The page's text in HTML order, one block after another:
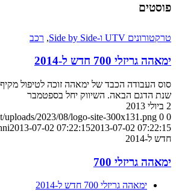
פוסטים
טרקטורונים UTV ו-Side by Side , רכב
ימאהה גריזלי 700 חדש ל-2014
סוס העבודה הכבד של ימאהה זוכה לטיפול
שנת הדגם הבאה. השיווק יחל בספטמבר
2 ביולי 2013
0
0
uploads/2023/08/logo-site-300x131.png
2013-07-02 07:22:152013-07-02 07:22:15
חדש ל-2014
ימאהה גריזלי 700
ימאהה גריזלי 700 חדש ל-2014